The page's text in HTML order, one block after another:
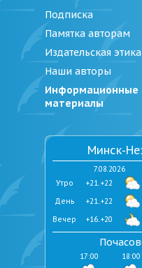
Подписка
Памятка авторам
Издательская этика
Наши авторы
Информационные
материалы
Минск-
7.08.2026
+21..+22
+21..+22
+16..+20
Вечер
День
Утро
17:00 18:00